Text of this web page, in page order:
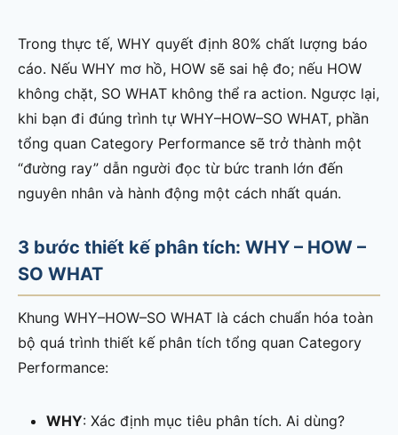
Trong thực tế, WHY quyết định 80% chất lượng báo
cáo. Nếu WHY mơ hồ, HOW sẽ sai hệ đo; nếu HOW
không chặt, SO WHAT không thể ra action. Ngược lại,
khi bạn đi đúng trình tự WHY–HOW–SO WHAT, phần
tổng quan Category Performance sẽ trở thành một
“đường ray” dẫn người đọc từ bức tranh lớn đến
nguyên nhân và hành động một cách nhất quán.
3 bước thiết kế phân tích: WHY – HOW –
SO WHAT
Khung WHY–HOW–SO WHAT là cách chuẩn hóa toàn
bộ quá trình thiết kế phân tích tổng quan Category
Performance:
WHY: Xác định mục tiêu phân tích. Ai dùng?